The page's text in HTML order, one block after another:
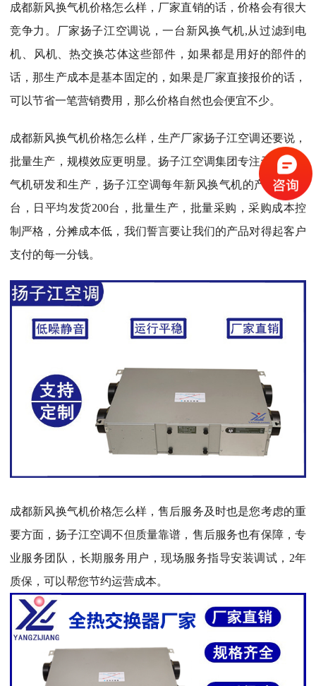
成都新风换气机价格怎么样，厂家直销的话，价格会有很大
竞争力。厂家扬子江空调说，一台新风换气机,从过滤到电
机、风机、热交换芯体这些部件，如果都是用好的部件的
话，那生产成本是基本固定的，如果是厂家直接报价的话，
可以节省一笔营销费用，那么价格自然也会便宜不少。
成都新风换气机价格怎么样，生产厂家扬子江空调还要说，
批量生产，规模效应更明显。扬子江空调集团专注于新风换
气机研发和生产，扬子江空调每年新风换气机的产量是5万
台，日平均发货200台，批量生产，批量采购，采购成本控
制严格，分摊成本低，我们誓言要让我们的产品对得起客户
支付的每一分钱。
成都新风换气机价格怎么样，售后服务及时也是您考虑的重
要方面，扬子江空调不但质量靠谱，售后服务也有保障，专
业服务团队，长期服务用户，现场服务指导安装调试，2年
质保，可以帮您节约运营成本。